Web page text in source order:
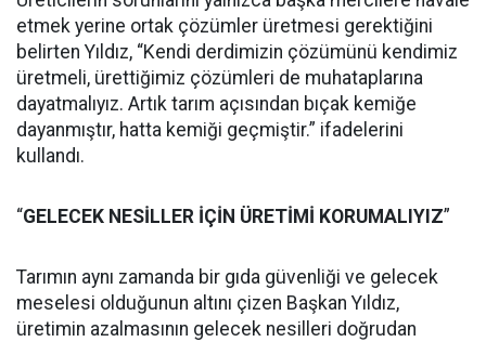
etmek yerine ortak çözümler üretmesi gerektiğini
belirten Yıldız, “Kendi derdimizin çözümünü kendimiz
üretmeli, ürettiğimiz çözümleri de muhataplarına
dayatmalıyız. Artık tarım açısından bıçak kemiğe
dayanmıştır, hatta kemiği geçmiştir.” ifadelerini
kullandı.
“GELECEK NESİLLER İÇİN ÜRETİMİ KORUMALIYIZ”
Tarımın aynı zamanda bir gıda güvenliği ve gelecek
meselesi olduğunun altını çizen Başkan Yıldız,
üretimin azalmasının gelecek nesilleri doğrudan